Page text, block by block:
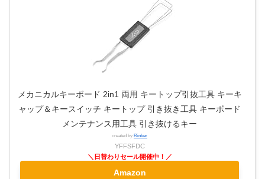
メカニカルキーボード 2in1 両用 キートップ引抜工具 キーキ
ャップ＆キースイッチ キートップ 引き抜き工具 キーボード
メンテナンス用工具 引き抜けるキー
created by Rinker
YFFSFDC
Amazon